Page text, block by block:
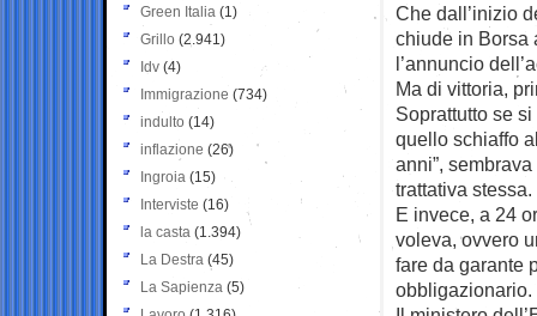
Che dall’inizio
chiude in Borsa
l’annuncio
Ma di vittoria,
Soprattutto se
quello schiaffo
anni”,
trattativa stessa.
E invece, a 24
voleva, ovvero
fare da garante
obbligazionario.
Green Italia (1)
Grillo (2.941)
Idv (4)
Immigrazione (734)
indulto (14)
inflazione (26)
Ingroia (15)
Interviste (16)
la casta (1.394)
La Destra (45)
La Sapienza (5)